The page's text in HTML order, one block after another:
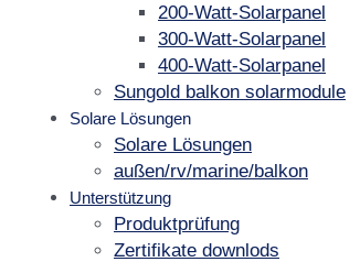
200-Watt-Solarpanel
300-Watt-Solarpanel
400-Watt-Solarpanel
Sungold balkon solarmodule
Solare Lösungen
Solare Lösungen
außen/rv/marine/balkon
Unterstützung
Produktprüfung
Zertifikate downlods